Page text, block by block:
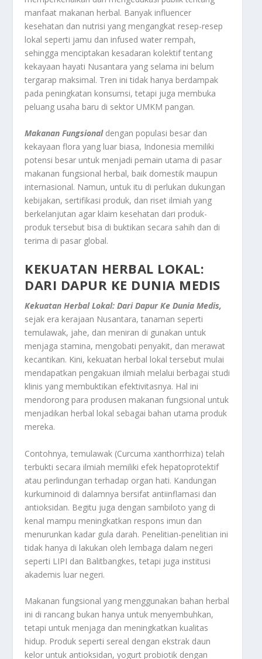
manfaat makanan herbal. Banyak influencer
kesehatan dan nutrisi yang mengangkat resep-resep
lokal seperti jamu dan infused water rempah,
sehingga menciptakan kesadaran kolektif tentang
kekayaan hayati Nusantara yang selama ini belum
tergarap maksimal. Tren ini tidak hanya berdampak
pada peningkatan konsumsi, tetapi juga membuka
peluang usaha baru di sektor UMKM pangan.
Makanan Fungsional dengan populasi besar dan
kekayaan flora yang luar biasa, Indonesia memiliki
potensi besar untuk menjadi pemain utama di pasar
makanan fungsional herbal, baik domestik maupun
internasional. Namun, untuk itu di perlukan dukungan
kebijakan, sertifikasi produk, dan riset ilmiah yang
berkelanjutan agar klaim kesehatan dari produk-
produk tersebut bisa di buktikan secara sahih dan di
terima di pasar global.
KEKUATAN HERBAL LOKAL:
DARI DAPUR KE DUNIA MEDIS
Kekuatan Herbal Lokal: Dari Dapur Ke Dunia Medis,
sejak era kerajaan Nusantara, tanaman seperti
temulawak, jahe, dan meniran di gunakan untuk
menjaga stamina, mengobati penyakit, dan merawat
kecantikan. Kini, kekuatan herbal lokal tersebut mulai
mendapatkan pengakuan ilmiah melalui berbagai studi
klinis yang membuktikan efektivitasnya. Hal ini
mendorong para produsen makanan fungsional untuk
menjadikan herbal lokal sebagai bahan utama produk
mereka.
Contohnya, temulawak (Curcuma xanthorrhiza) telah
terbukti secara ilmiah memiliki efek hepatoprotektif
atau perlindungan terhadap organ hati. Kandungan
kurkuminoid di dalamnya bersifat antiinflamasi dan
antioksidan. Begitu juga dengan sambiloto yang di
kenal mampu meningkatkan respons imun dan
menurunkan kadar gula darah. Penelitian-penelitian ini
tidak hanya di lakukan oleh lembaga dalam negeri
seperti LIPI dan Balitbangkes, tetapi juga institusi
akademis luar negeri.
Makanan fungsional yang menggunakan bahan herbal
ini di rancang bukan hanya untuk menyembuhkan,
tetapi untuk menjaga dan meningkatkan kualitas
hidup. Produk seperti sereal dengan ekstrak daun
kelor untuk antioksidan, yogurt probiotik dengan